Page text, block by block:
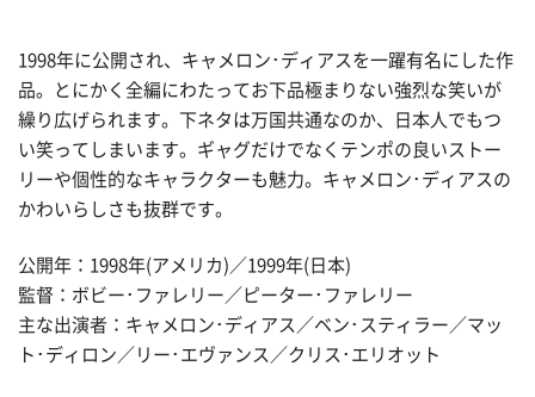
1998年に公開され、キャメロン･ディアスを一躍有名にした作
品。とにかく全編にわたってお下品極まりない強烈な笑いが
繰り広げられます。下ネタは万国共通なのか、日本人でもつ
い笑ってしまいます。ギャグだけでなくテンポの良いストー
リーや個性的なキャラクターも魅力。キャメロン･ディアスの
かわいらしさも抜群です。
公開年：1998年(アメリカ)／1999年(日本)
監督：ボビー･ファレリー／ピーター･ファレリー
主な出演者：キャメロン･ディアス／ベン･スティラー／マッ
ト･ディロン／リー･エヴァンス／クリス･エリオット